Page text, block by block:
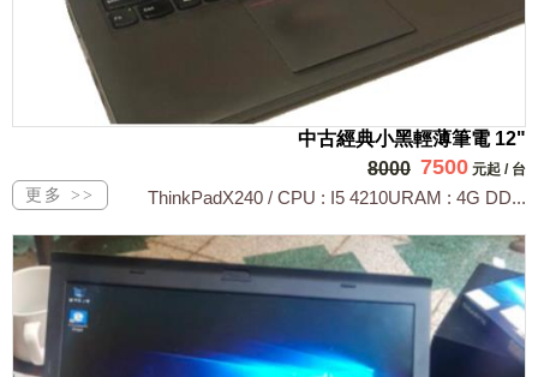
中古經典小黑輕薄筆電 12"
8000 7500 元起 / 台
ThinkPadX240 / CPU : I5 4210URAM : 4G DD...